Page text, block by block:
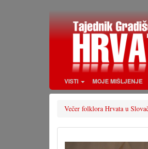
VISTI MOJE MIŠLJENJE
Večer folklora Hrvata u